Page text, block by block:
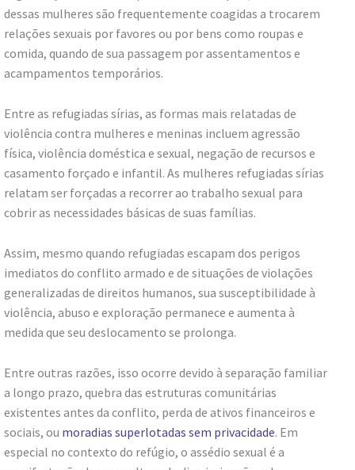
dessas mulheres são frequentemente coagidas a trocarem
relações sexuais por favores ou por bens como roupas e
comida, quando de sua passagem por assentamentos e
acampamentos temporários.
Entre as refugiadas sírias, as formas mais relatadas de
violência contra mulheres e meninas incluem agressão
física, violência doméstica e sexual, negação de recursos e
casamento forçado e infantil. As mulheres refugiadas sírias
relatam ser forçadas a recorrer ao trabalho sexual para
cobrir as necessidades básicas de suas famílias.
Assim, mesmo quando refugiadas escapam dos perigos
imediatos do conflito armado e de situações de violações
generalizadas de direitos humanos, sua susceptibilidade à
violência, abuso e exploração permanece e aumenta à
medida que seu deslocamento se prolonga.
Entre outras razões, isso ocorre devido à separação familiar
a longo prazo, quebra das estruturas comunitárias
existentes antes da conflito, perda de ativos financeiros e
sociais, ou moradias superlotadas sem privacidade. Em
especial no contexto do refúgio, o assédio sexual é a